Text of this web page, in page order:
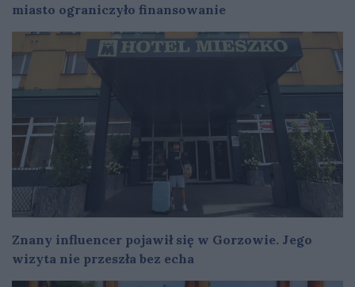
miasto ograniczyło finansowanie
Znany influencer pojawił się w Gorzowie. Jego
wizyta nie przeszła bez echa